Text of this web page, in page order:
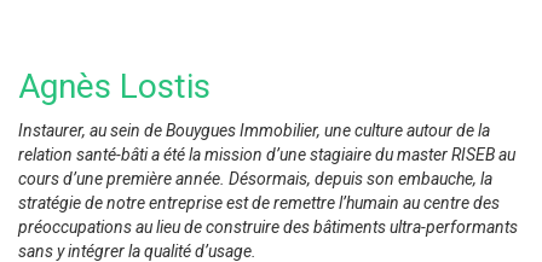
Agnès Lostis
Instaurer, au sein de Bouygues Immobilier, une culture autour de la
relation santé-bâti a été la mission d’une stagiaire du master RISEB au
cours d’une première année. Désormais, depuis son embauche, la
stratégie de notre entreprise est de remettre l’humain au centre des
préoccupations au lieu de construire des bâtiments ultra-performants
sans y intégrer la qualité d’usage.